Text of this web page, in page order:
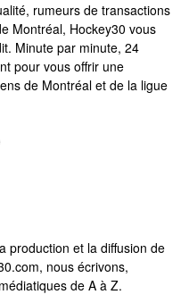
rumeurs de transactions
Montréal, Hockey30 vous
Minute par minute, 24
pour vous offrir une
de Montréal et de la ligue
production et la diffusion de
nous écrivons,
de A à Z.